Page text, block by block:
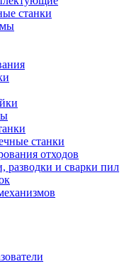
станки
станки
отходов
разводки и сварки пил